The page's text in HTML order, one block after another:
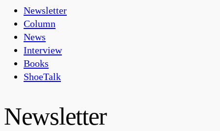
Newsletter
Column
News
Interview
Books
ShoeTalk
Newsletter